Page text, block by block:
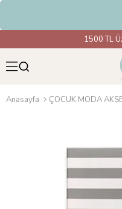
1500 TL
Anasayfa ÇOCUK MODA